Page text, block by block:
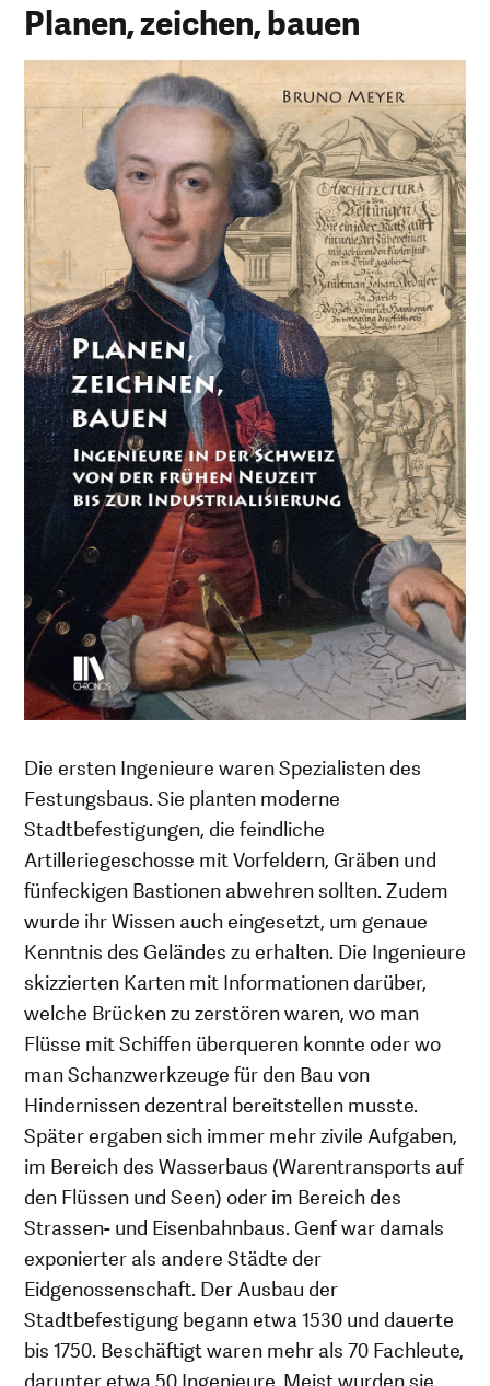
Planen, zeichen, bauen
Die ersten Ingenieure waren Spezialisten des
Festungsbaus. Sie planten moderne
Stadtbefestigungen, die feindliche
Artilleriegeschosse mit Vorfeldern, Gräben und
fünfeckigen Bastionen abwehren sollten. Zudem
wurde ihr Wissen auch eingesetzt, um genaue
Kenntnis des Geländes zu erhalten. Die Ingenieure
skizzierten Karten mit Informationen darüber,
welche Brücken zu zerstören waren, wo man
Flüsse mit Schiffen überqueren konnte oder wo
man Schanzwerkzeuge für den Bau von
Hindernissen dezentral bereitstellen musste.
Später ergaben sich immer mehr zivile Aufgaben,
im Bereich des Wasserbaus (Warentransports auf
den Flüssen und Seen) oder im Bereich des
Strassen- und Eisenbahnbaus. Genf war damals
exponierter als andere Städte der
Eidgenossenschaft. Der Ausbau der
Stadtbefestigung begann etwa 1530 und dauerte
bis 1750. Beschäftigt waren mehr als 70 Fachleute,